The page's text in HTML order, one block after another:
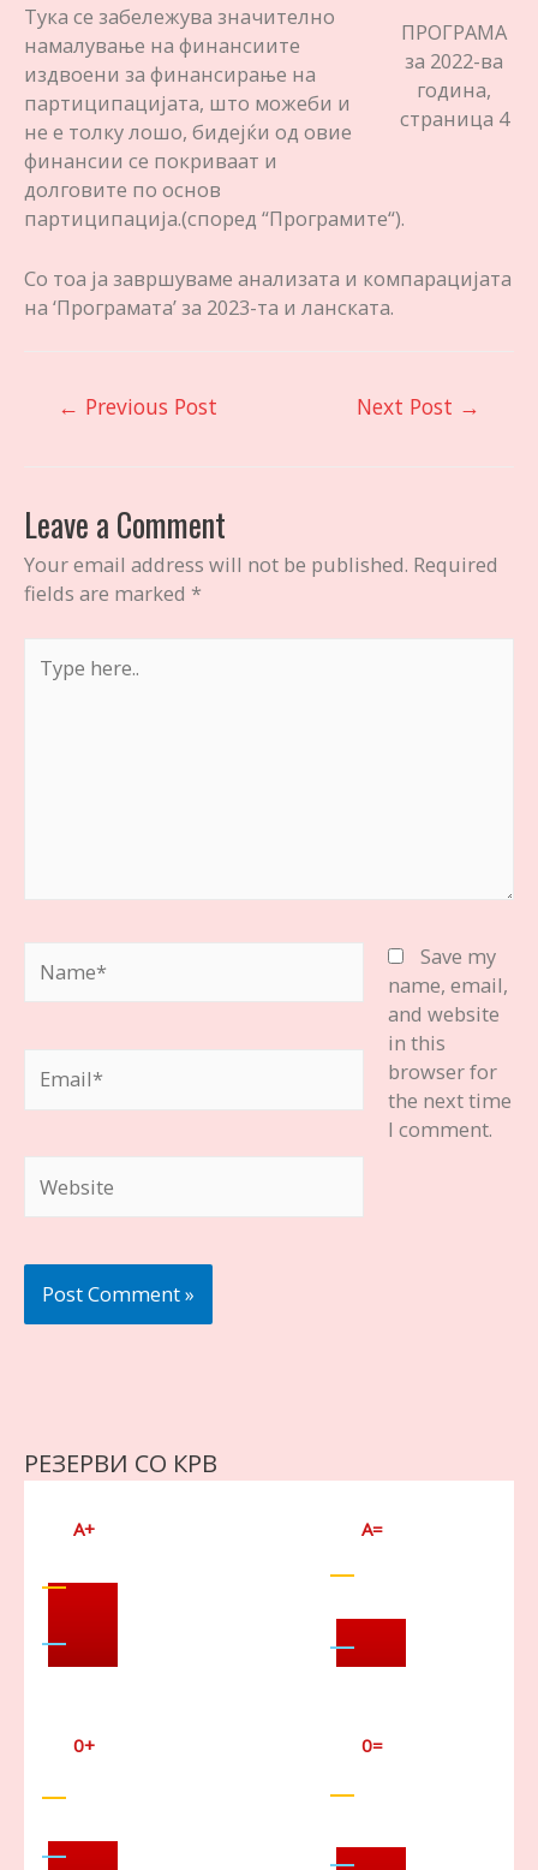
ПРОГРАМА
за 2022-ва
година,
страница 4
Тука се забележува значително
намалување на финансиите
издвоени за финансирање на
партиципацијата, што можеби и
не е толку лошо, бидејќи од овие
финансии се покриваат и
долговите по основ
партиципација.(според “Програмите“).
Со тоа ја завршуваме анализата и компарацијата
на ‘Програмата’ за 2023-та и ланската.
navigation
← Previous Post Next Post →
Leave a Comment
Your email address will not be published. Required
fields are marked *
here..
Save my
name, email,
and website
in this
browser for
the next time
I comment.
РЕЗЕРВИ СО КРВ
A+ A=
0+ 0=